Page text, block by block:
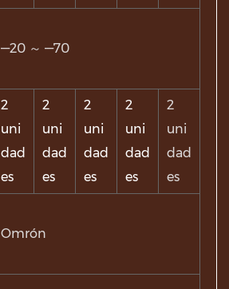
—20 ～ —70
2
uni
dad
es
2
uni
dad
es
2
uni
dad
es
2
uni
dad
es
2
uni
dad
es
Omrón